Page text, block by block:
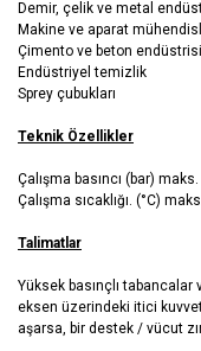
Demir, çelik ve metal
Makine ve aparat
Çimento ve beton endüstrisi
Endüstriyel temizlik
Sprey çubukları
Teknik Özellikler
Çalışma basıncı (bar)
Çalışma sıcaklığı. (°C)
Talimatlar
Yüksek basınçlı tabancalar
eksen üzerindeki itici
aşarsa, bir destek / vücut